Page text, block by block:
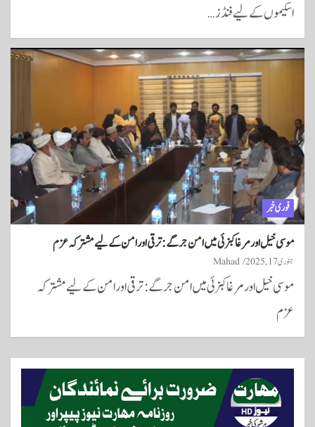
اسکیموں کے لیے فنڈز…
فوری خبر
موسی خیل اور مرغا کبزئی میں امن جرگے: ترقی اور امن کے لیے مشترکہ عزم
جنوری 17, 2025 Mahad
موسی خیل اور مرغا کبزئی میں امن جرگے: ترقی اور امن کے لیے مشترکہ
عزم